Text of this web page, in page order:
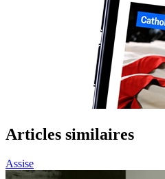
Articles similaires
Assise